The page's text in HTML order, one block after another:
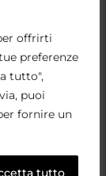
offrirti
preferenze
tutto",
puoi
fornire un
tutto